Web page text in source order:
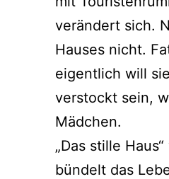
verändert sich.
Hauses nicht.
eigentlich will
verstockt sein,
Mädchen.
„Das stille
bündelt das